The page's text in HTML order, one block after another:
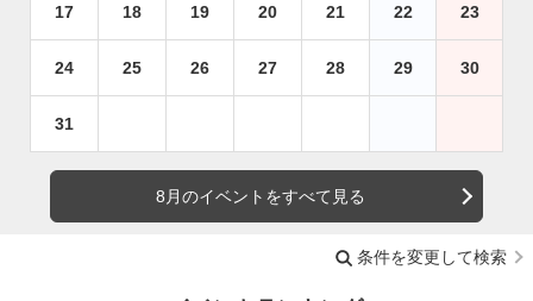
17 18 19 20 21 22 23
24 25 26 27 28 29 30
31
8月のイベントをすべて見る
条件を変更して検索